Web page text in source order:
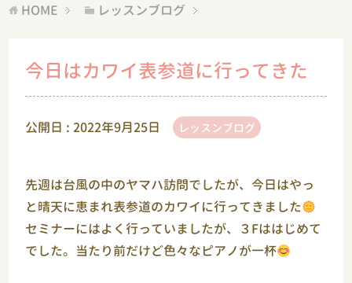
HOME レッスンブログ
今日はカワイ表参道に行ってきた
公開日 :2022年9月25日 レッスンブログ
先週は台風の中のヤマハ訪問でしたが、今日はやっ
と晴天に恵まれ表参道のカワイに行ってきました
セミナーにはよく行っていましたが、３Fははじめて
でした。当たり前だけど色々なピアノが一杯